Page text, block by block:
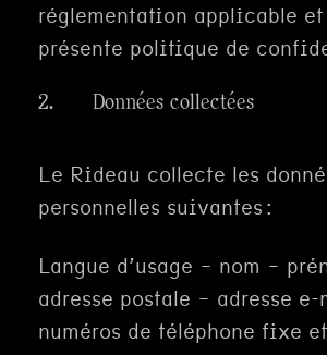
réglementation applicable
présente politique de
2. Données collectées
Le Rideau collecte les
personnelles suivantes :
Langue d’usage – nom –
adresse postale – adresse
numéros de téléphone fixe